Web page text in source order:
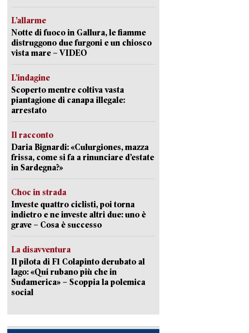
L’allarme
Notte di fuoco in Gallura, le fiamme
distruggono due furgoni e un chiosco
vista mare – VIDEO
L’indagine
Scoperto mentre coltiva vasta
piantagione di canapa illegale:
arrestato
Il racconto
Daria Bignardi: «Culurgiones, mazza
frissa, come si fa a rinunciare d’estate
in Sardegna?»
Choc in strada
Investe quattro ciclisti, poi torna
indietro e ne investe altri due: uno è
grave – Cosa è successo
La disavventura
Il pilota di F1 Colapinto derubato al
lago: «Qui rubano più che in
Sudamerica» – Scoppia la polemica
social